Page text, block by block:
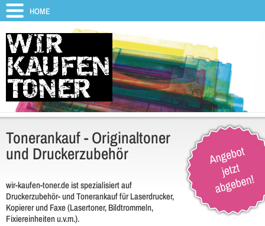
HOME
Tonerankauf - Originaltoner
und Druckerzubehör
wir-kaufen-toner.de ist spezialisiert auf
Druckerzubehör- und Tonerankauf für Laserdrucker,
Kopierer und Faxe (Lasertoner, Bildtrommeln,
Fixiereinheiten u.v.m.).